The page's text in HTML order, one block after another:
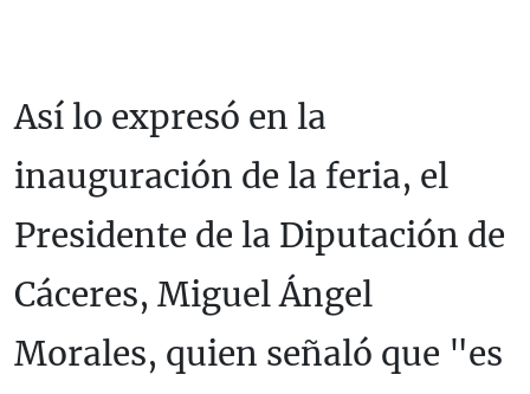
Así lo expresó en la
inauguración de la feria, el
Presidente de la Diputación de
Cáceres, Miguel Ángel
Morales, quien señaló que "es